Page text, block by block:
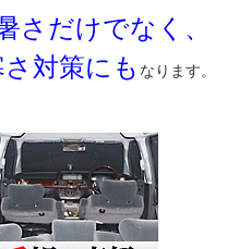
さだけでなく、
対策にも なります。